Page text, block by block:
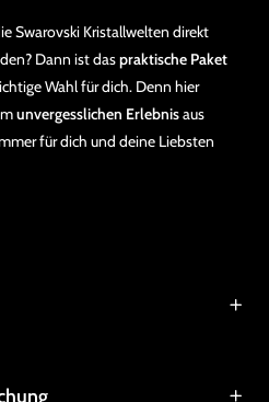
Swarovski Kristallwelten direkt
Dann ist daspraktische Paket
Wahl für dich. Denn hier
unvergesslichen Erlebnisaus
für dich und deine Liebsten